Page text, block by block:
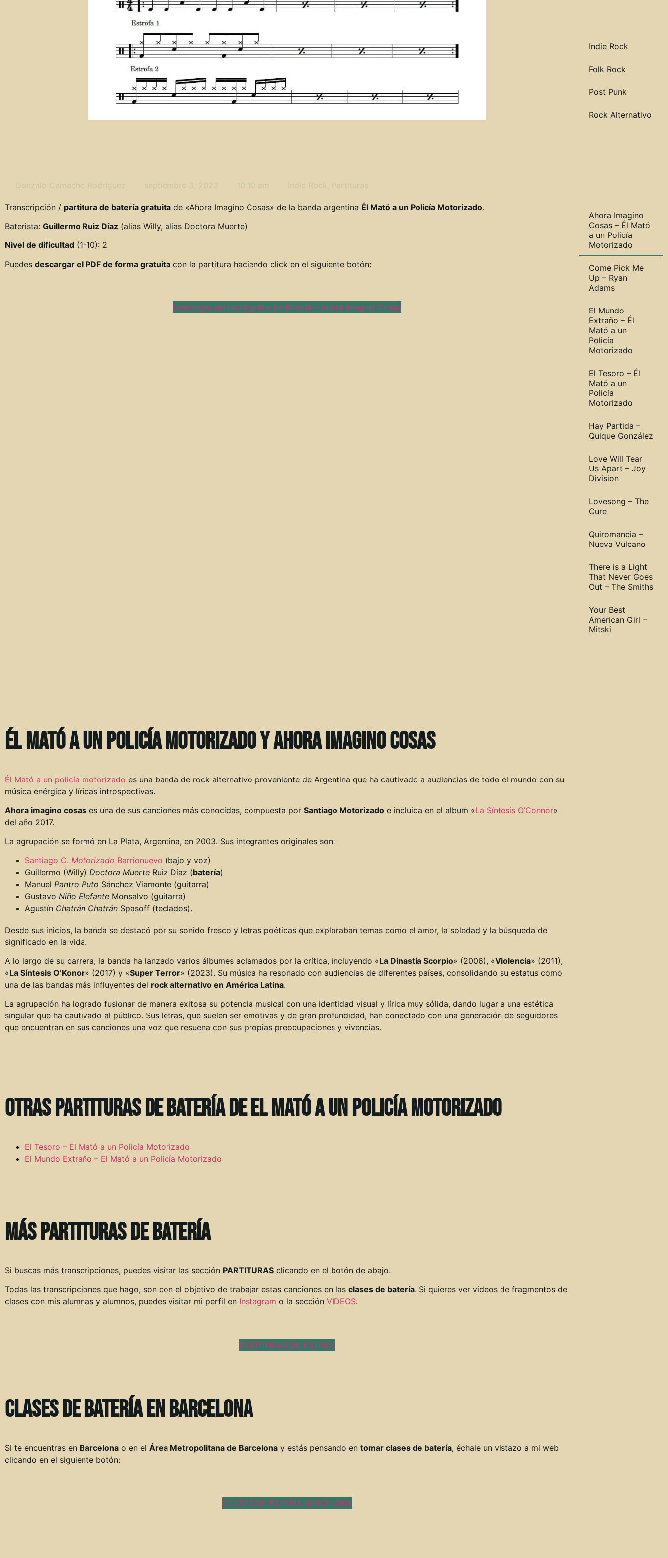
Gonzalo Camacho Rodríguez septiembre 3, 2023 10:10 am Indie Rock Partituras
Transcripción / partitura de batería gratuita de «Ahora Imagino Cosas» de la banda argentina Él Mató a un Policía Motorizado.
Baterista: Guillermo Ruiz Díaz (alias Willy, alias Doctora Muerte)
Nivel de dificultad (1-10): 2
Puedes descargar el PDF de forma gratuita con la partitura haciendo click en el siguiente botón:
Descargar partitura gratis de Batería – Ahora Imagino Cosas
Él Mató a un Policía Motorizado y Ahora Imagino Cosas
Él Mató a un policía motorizado es una banda de rock alternativo proveniente de Argentina que ha cautivado a audiencias de todo el mundo con su
música enérgica y líricas introspectivas.
Ahora imagino cosas es una de sus canciones más conocidas, compuesta por Santiago Motorizado e incluida en el album «La Síntesis O’Connor»
del año 2017.
La agrupación se formó en La Plata, Argentina, en 2003. Sus integrantes originales son:
Santiago C. Motorizado Barrionuevo (bajo y voz)
Guillermo (Willy) Doctora Muerte Ruiz Díaz (batería)
Manuel Pantro Puto Sánchez Viamonte (guitarra)
Gustavo Niño Elefante Monsalvo (guitarra)
Agustín Chatrán Chatrán Spasoff (teclados).​
Desde sus inicios, la banda se destacó por su sonido fresco y letras poéticas que exploraban temas como el amor, la soledad y la búsqueda de
significado en la vida.
A lo largo de su carrera, la banda ha lanzado varios álbumes aclamados por la crítica, incluyendo «La Dinastía Scorpio» (2006), «Violencia» (2011),
«La Síntesis O’Konor» (2017) y «Super Terror» (2023). Su música ha resonado con audiencias de diferentes países, consolidando su estatus como
una de las bandas más influyentes del rock alternativo en América Latina.
La agrupación ha logrado fusionar de manera exitosa su potencia musical con una identidad visual y lírica muy sólida, dando lugar a una estética
singular que ha cautivado al público. Sus letras, que suelen ser emotivas y de gran profundidad, han conectado con una generación de seguidores
que encuentran en sus canciones una voz que resuena con sus propias preocupaciones y vivencias.
Otras partituras de batería de El Mató a un Policía Motorizado
El Tesoro – El Mató a un Policía Motorizado
El Mundo Extraño – El Mató a un Policía Motorizado
Más partituras de batería
Si buscas más transcripciones, puedes visitar las sección PARTITURAS clicando en el botón de abajo.
Todas las transcripciones que hago, son con el objetivo de trabajar estas canciones en las clases de batería. Si quieres ver videos de fragmentos de
clases con mis alumnas y alumnos, puedes visitar mi perfil en Instagram o la sección VIDEOS.
PARTITURAS DE BATERÍA
Clases de Batería en Barcelona
Si te encuentras en Barcelona o en el Área Metropolitana de Barcelona y estás pensando en tomar clases de batería, échale un vistazo a mi web
clicando en el siguiente botón:
CLASES DE BATERÍA BARCELONA
Indie Rock
Folk Rock
Post Punk
Rock Alternativo
Ahora Imagino
Cosas – Él Mató
a un Policía
Motorizado
Come Pick Me
Up – Ryan
Adams
El Mundo
Extraño – Él
Mató a un
Policía
Motorizado
El Tesoro – Él
Mató a un
Policía
Motorizado
Hay Partida –
Quique González
Love Will Tear
Us Apart – Joy
Division
Lovesong – The
Cure
Quiromancia –
Nueva Vulcano
There is a Light
That Never Goes
Out – The Smiths
Your Best
American Girl –
Mitski